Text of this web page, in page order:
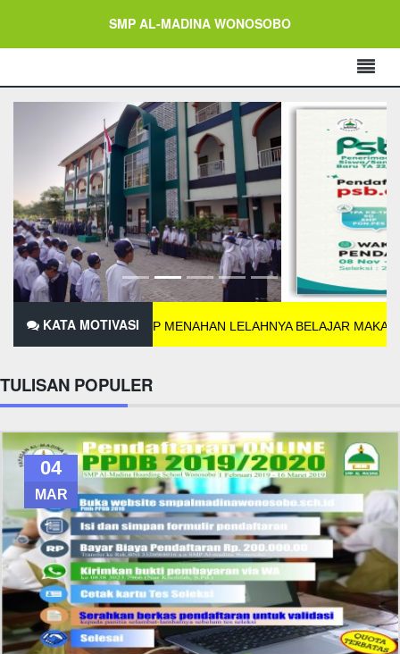
SMP AL-MADINA WONOSOBO
KATA MOTIVASI
SANGGUP MENAHAN LELAHNYA BELAJAR MAKA KAMU
TULISAN POPULER
04
MAR